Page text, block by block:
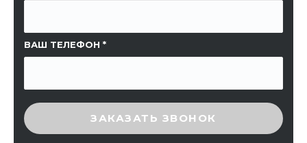
ВАШ ТЕЛЕФОН
ВВЕДИТЕ ПРОВЕРОЧНЫЙ КОД
ЗАКАЗАТЬ ЗВОНОК